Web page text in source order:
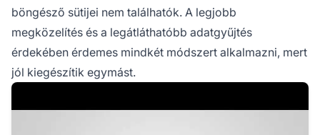
böngésző sütijei nem találhatók. A legjobb
megközelítés és a legátláthatóbb adatgyűjtés
érdekében érdemes mindkét módszert alkalmazni, mert
jól kiegészítik egymást.